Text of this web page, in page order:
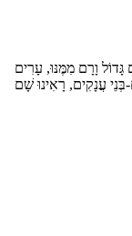
וָרָם מִמֶּנּוּ, עָרִים